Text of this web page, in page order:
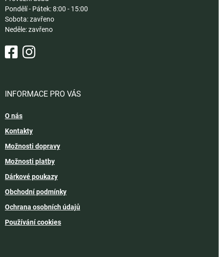
Pondělí - Pátek: 8:00 - 15:00
Sobota: zavřeno
Neděle: zavřeno
INFORMACE PRO VÁS
O nás
Kontakty
Možnosti dopravy
Možnosti platby
Dárkové poukazy
Obchodní podmínky
Ochrana osobních údajů
Používání cookies